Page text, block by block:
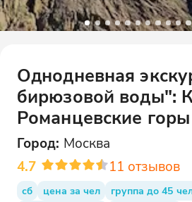
Однодневная
бирюзовой воды":
Романцевские
Город: Москва
4.7
11 отзывов
сб цена за чел группа до 45